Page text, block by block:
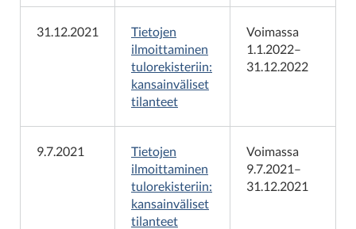
31.12.2021
Tietojen
ilmoittaminen
tulorekisteriin:
kansainväliset
tilanteet
Voimassa
1.1.2022–
31.12.2022
9.7.2021
Tietojen
ilmoittaminen
tulorekisteriin:
kansainväliset
tilanteet
Voimassa
9.7.2021–
31.12.2021